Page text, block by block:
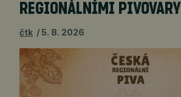
REGIONÁLNÍMI PIVOVARY
čtk 5. 8. 2026